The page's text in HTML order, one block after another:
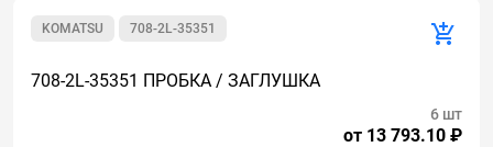
708-2L-35351
KOMATSU
708-2L-35351 ПРОБКА / ЗАГЛУШКА
от 13 793.10 ₽
6 шт